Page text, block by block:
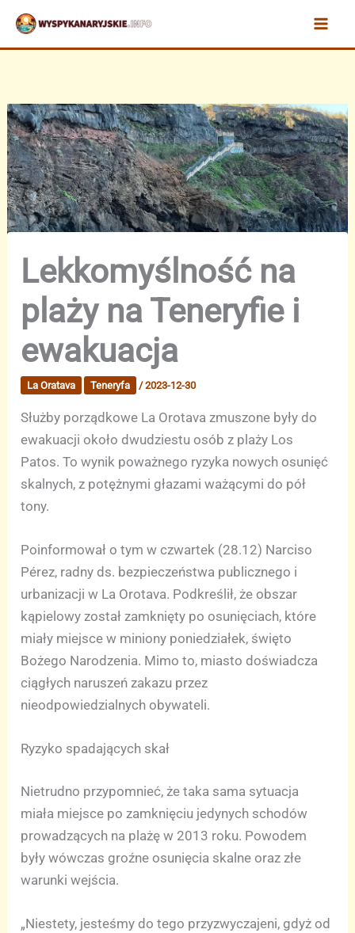
Przejdź
treści
Lekkomyślność na
plaży na Teneryfie i
ewakuacja
La Oratava Teneryfa /2023-12-30
Służby porządkowe La Orotava zmuszone były do
ewakuacji około dwudziestu osób z plaży Los
Patos. To wynik poważnego ryzyka nowych osunięć
skalnych, z potężnymi głazami ważącymi do pół
tony.
Poinformował o tym w czwartek (28.12) Narciso
Pérez, radny ds. bezpieczeństwa publicznego i
urbanizacji w La Orotava. Podkreślił, że obszar
kąpielowy został zamknięty po osunięciach, które
miały miejsce w miniony poniedziałek, święto
Bożego Narodzenia. Mimo to, miasto doświadcza
ciągłych naruszeń zakazu przez
nieodpowiedzialnych obywateli.
Ryzyko spadających skał
Nietrudno przypomnieć, że taka sama sytuacja
miała miejsce po zamknięciu jedynych schodów
prowadzących na plażę w 2013 roku. Powodem
były wówczas groźne osunięcia skalne oraz złe
warunki wejścia.
„Niestety, jesteśmy do tego przyzwyczajeni, gdyż od